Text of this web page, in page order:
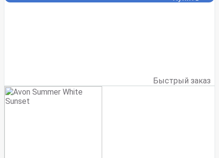
Быстрый заказ